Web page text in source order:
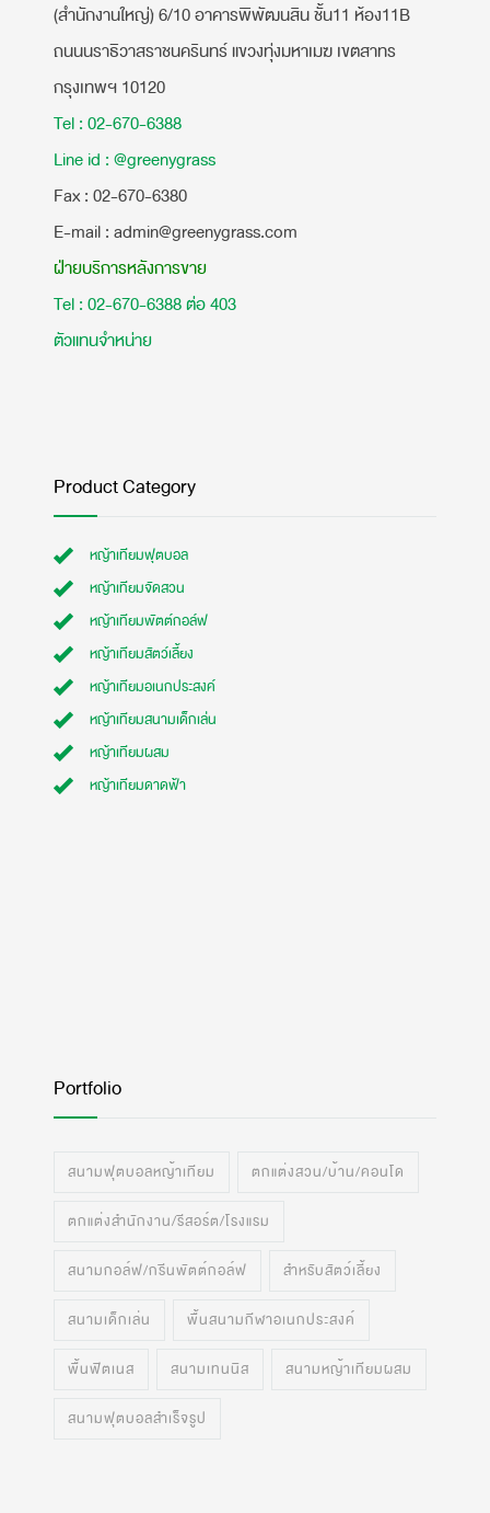
(สำนักงานใหญ่) 6/10 อาคารพิพัฒนสิน ชั้น11 ห้อง11B
ถนนนราธิวาสราชนครินทร์ แขวงทุ่งมหาเมฆ เขตสาทร
กรุงเทพฯ 10120
Tel : 02-670-6388
Line id : @greenygrass
​Fax : 02-670-6380
E-mail : admin@greenygrass.com
ฝ่ายบริการหลังการขาย
Tel : 02-670-6388 ต่อ 403
ตัวแทนจำหน่าย
Product Category
หญ้าเทียมฟุตบอล
หญ้าเทียมจัดสวน
หญ้าเทียมพัตต์กอล์ฟ
หญ้าเทียมสัตว์เลี้ยง
หญ้าเทียมอเนกประสงค์
หญ้าเทียมสนามเด็กเล่น
หญ้าเทียมผสม
หญ้าเทียมดาดฟ้า
Portfolio
สนามฟุตบอลหญ้าเทียม ตกแต่งสวน/บ้าน/คอนโด
ตกแต่งสำนักงาน/รีสอร์ต/โรงแรม
สนามกอล์ฟ/กรีนพัตต์กอล์ฟ สำหรับสัตว์เลี้ยง
สนามเด็กเล่น พื้นสนามกีฬาอเนกประสงค์
พื้นฟิตเนส สนามเทนนิส สนามหญ้าเทียมผสม
สนามฟุตบอลสำเร็จรูป